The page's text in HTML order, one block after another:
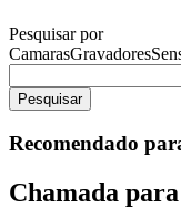
Pesquisar por
CamarasGravadores
Pesquisar
Recomendado
Chamada